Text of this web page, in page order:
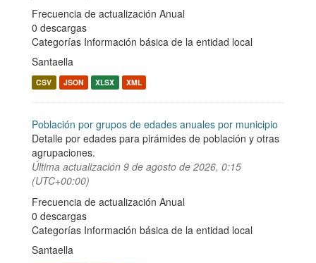
Frecuencia de actualización Anual
0 descargas
Categorías Información básica de la entidad local
Santaella
CSV JSON XLSX XML
Población por grupos de edades anuales por municipio
Detalle por edades para pirámides de población y otras
agrupaciones.
Última actualización 9 de agosto de 2026, 0:15
(UTC+00:00)
Frecuencia de actualización Anual
0 descargas
Categorías Información básica de la entidad local
Santaella